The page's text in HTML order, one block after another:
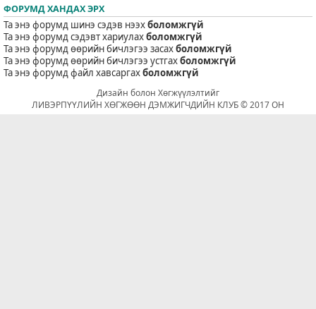
ФОРУМД ХАНДАХ ЭРХ
Та энэ форумд шинэ сэдэв нээхболомжгүй
Та энэ форумд сэдэвт хариулахболомжгүй
Та энэ форумд өөрийн бичлэгээ засахболомжгүй
Та энэ форумд өөрийн бичлэгээ устгахболомжгүй
Та энэ форумд файл хавсаргахболомжгүй
Дизайн болон Хөгжүүлэлтийг
ЛИВЭРПҮҮЛИЙН ХӨГЖӨӨН ДЭМЖИГЧДИЙН КЛУБ © 2017 ОН